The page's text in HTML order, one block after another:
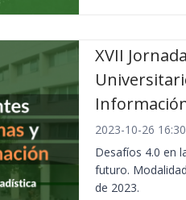
XVII
2023-10-26
Desafíos 4.0 en
futuro.
de 2023.